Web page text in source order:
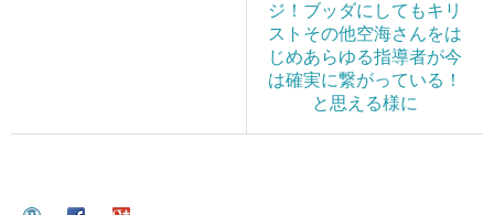
ジ！ブッダにしてもキリ
ストその他空海さんをは
じめあらゆる指導者が今
は確実に繋がっている！
と思える様に